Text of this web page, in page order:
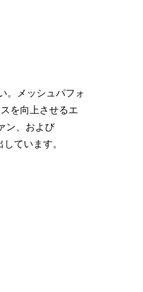
。メッシュパフォ
を向上させるエ
ン、および
しています。